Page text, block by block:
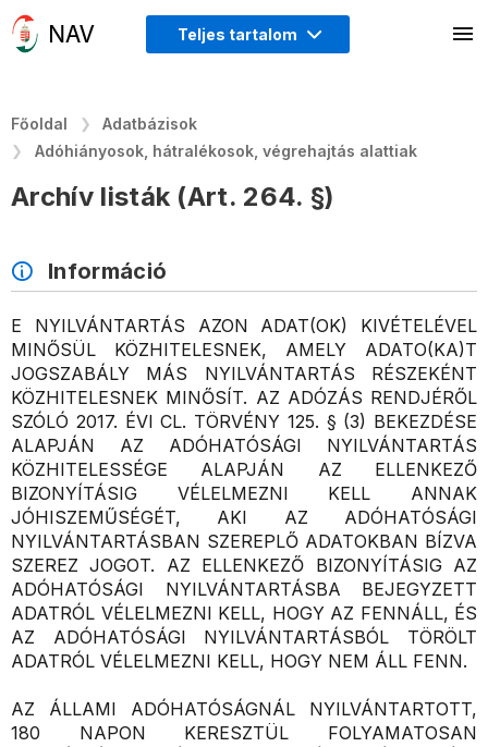
Teljes tartalom
Főoldal
Adatbázisok
Adóhiányosok, hátralékosok, végrehajtás alattiak
Archív listák (Art. 264. §)
Információ
E NYILVÁNTARTÁS AZON ADAT(OK) KIVÉTELÉVEL
MINŐSÜL KÖZHITELESNEK, AMELY ADATO(KA)T
JOGSZABÁLY MÁS NYILVÁNTARTÁS RÉSZEKÉNT
KÖZHITELESNEK MINŐSÍT. AZ ADÓZÁS RENDJÉRŐL
SZÓLÓ 2017. ÉVI CL. TÖRVÉNY 125. § (3) BEKEZDÉSE
ALAPJÁN AZ ADÓHATÓSÁGI NYILVÁNTARTÁS
KÖZHITELESSÉGE ALAPJÁN AZ ELLENKEZŐ
BIZONYÍTÁSIG VÉLELMEZNI KELL ANNAK
JÓHISZEMŰSÉGÉT, AKI AZ ADÓHATÓSÁGI
NYILVÁNTARTÁSBAN SZEREPLŐ ADATOKBAN BÍZVA
SZEREZ JOGOT. AZ ELLENKEZŐ BIZONYÍTÁSIG AZ
ADÓHATÓSÁGI NYILVÁNTARTÁSBA BEJEGYZETT
ADATRÓL VÉLELMEZNI KELL, HOGY AZ FENNÁLL, ÉS
AZ ADÓHATÓSÁGI NYILVÁNTARTÁSBÓL TÖRÖLT
ADATRÓL VÉLELMEZNI KELL, HOGY NEM ÁLL FENN.
AZ ÁLLAMI ADÓHATÓSÁGNÁL NYILVÁNTARTOTT,
180 NAPON KERESZTÜL FOLYAMATOSAN